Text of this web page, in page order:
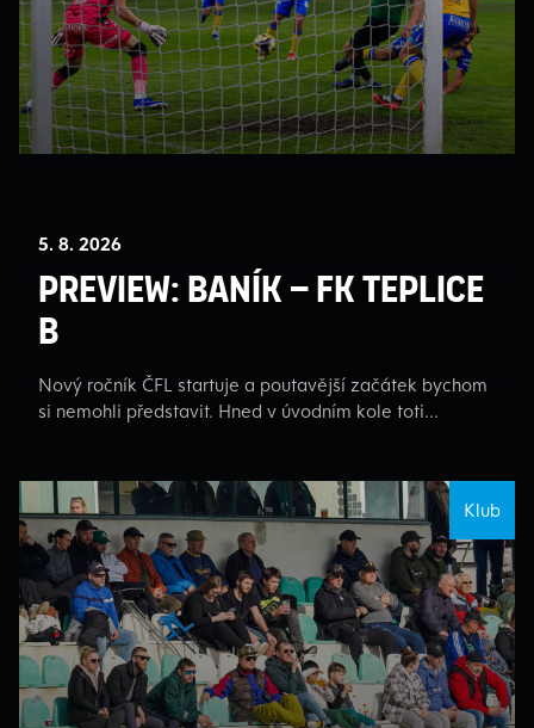
5. 8. 2026
PREVIEW: BANÍK – FK TEPLICE
B
Nový ročník ČFL startuje a poutavější začátek bychom
si nemohli představit. Hned v úvodním kole toti...
Klub